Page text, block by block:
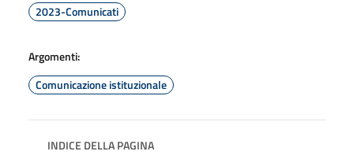
2023-Comunicati
Argomenti:
Comunicazione istituzionale
INDICE DELLA PAGINA